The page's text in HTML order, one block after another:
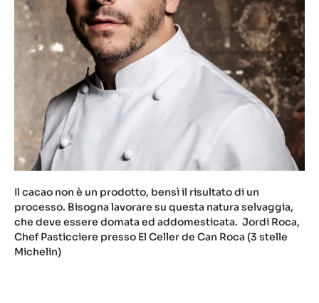
Il cacao non è un prodotto, bensì il risultato di un
processo. Bisogna lavorare su questa natura selvaggia,
che deve essere domata ed addomesticata. Jordi Roca,
Chef Pasticciere presso El Celler de Can Roca (3 stelle
Michelin)